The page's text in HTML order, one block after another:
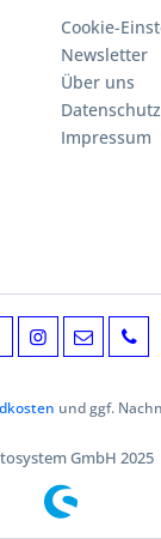
Cookie-
Newsletter
Über uns
Datenschutz
Impressum
und ggf.
GmbH 2025